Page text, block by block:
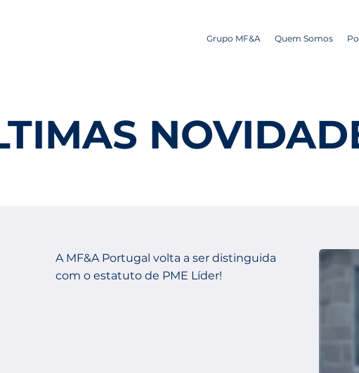
Grupo MF&A Quem Somos
A MF&A Portugal volta a ser distinguida
com o estatuto de PME Líder!